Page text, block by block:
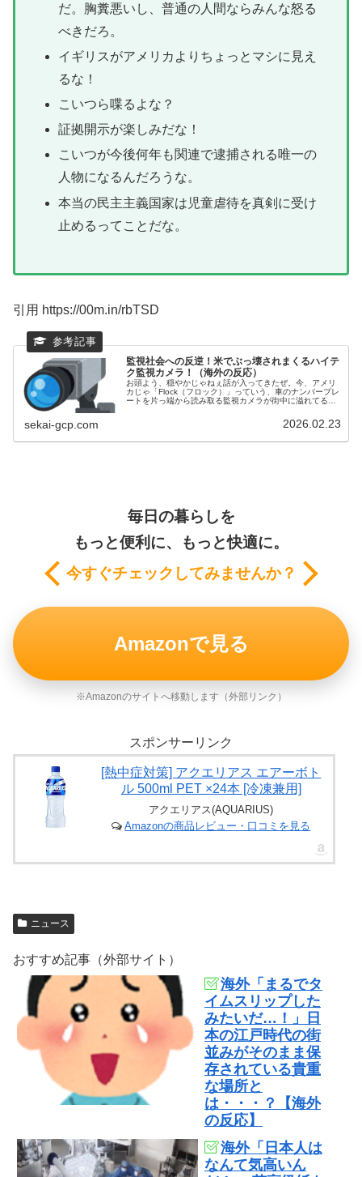
だ。胸糞悪いし、普通の人間ならみんな怒る
べきだろ。
イギリスがアメリカよりちょっとマシに見え
るな！
こいつら喋るよな？
証拠開示が楽しみだな！
こいつが今後何年も関連で逮捕される唯一の
人物になるんだろうな。
本当の民主主義国家は児童虐待を真剣に受け
止めるってことだな。
引用 https://00m.in/rbTSD
監視社会への反逆！米でぶっ壊されまくるハイテ
ク監視カメラ！（海外の反応）
お頭よう、穏やかじゃねぇ話が入ってきたぜ。今、アメリ
カじゃ「Flock（フロック）」っていう、車のナンバープレ
ートを片っ端から読み取る監視カメラが街中に溢れてるん
sekai-gcp.com 2026.02.23
毎日の暮らしを
もっと便利に、もっと快適に。
今すぐチェックしてみませんか？
Amazonで見る
※Amazonのサイトへ移動します（外部リンク）
スポンサーリンク
[熱中症対策] アクエリアス エアーボト
ル 500ml PET ×24本 [冷凍兼用]
アクエリアス(AQUARIUS)
Amazonの商品レビュー・口コミを見る
ニュース
おすすめ記事（外部サイト）
海外「まるでタ
イムスリップした
みたいだ…！」日
本の江戸時代の街
並みがそのまま保
存されている貴重
な場所と
は・・・？【海外
の反応】
海外「日本人は
なんて気高いん